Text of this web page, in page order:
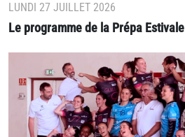
LUNDI 27 JUILLET 2026
Le programme de la Prépa Estivale